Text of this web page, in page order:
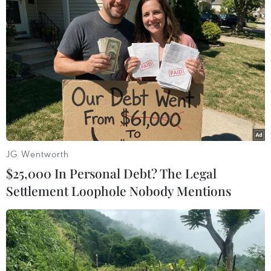
Theo dõi VietnamPlus
TIN LIÊN QUAN
JG Wentworth
$25,000 In Personal Debt? The Legal
Settlement Loophole Nobody Mentions